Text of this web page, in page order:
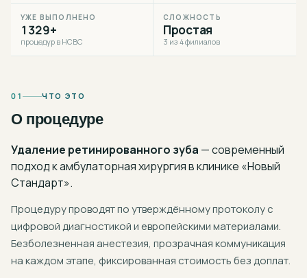
УЖЕ ВЫПОЛНЕНО
1329+
процедур в НСВС
СЛОЖНОСТЬ
Простая
3 из 4 филиалов
01 ЧТО ЭТО
О процедуре
Удаление ретинированного зуба — современный
подход камбулаторная хирургияв клинике «Новый
Стандарт».
Процедуру проводят по утверждённому протоколу с
цифровой диагностикой и европейскими материалами.
Безболезненная анестезия, прозрачная коммуникация
на каждом этапе, фиксированная стоимость без доплат.